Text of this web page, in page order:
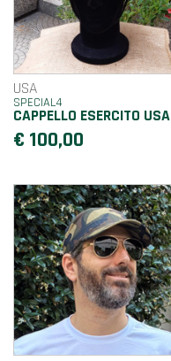
USA
SPECIAL4
CAPPELLO ESERCITO USA
€ 100,00